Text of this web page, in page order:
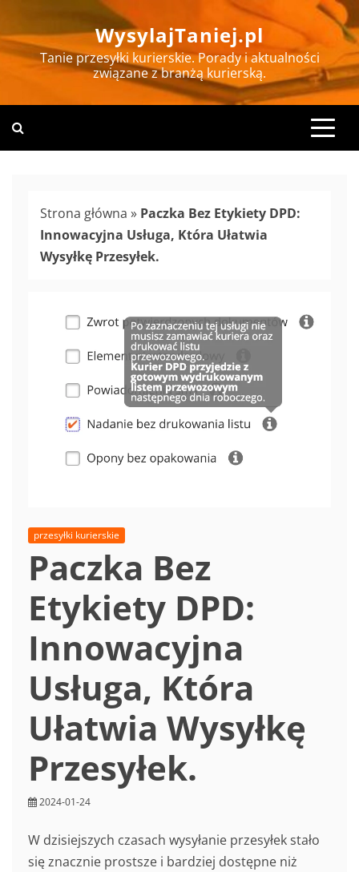
to
content
WysylajTaniej.pl
Tanie przesyłki kurierskie. Porady i aktualności
związane z branżą kurierską.
Strona główna » Paczka Bez Etykiety DPD:
Innowacyjna Usługa, Która Ułatwia
Wysyłkę Przesyłek.
przesyłki kurierskie
Paczka Bez
Etykiety DPD:
Innowacyjna
Usługa, Która
Ułatwia Wysyłkę
Przesyłek.
2024-01-24
W dzisiejszych czasach wysyłanie przesyłek stało
się znacznie prostsze i bardziej dostępne niż